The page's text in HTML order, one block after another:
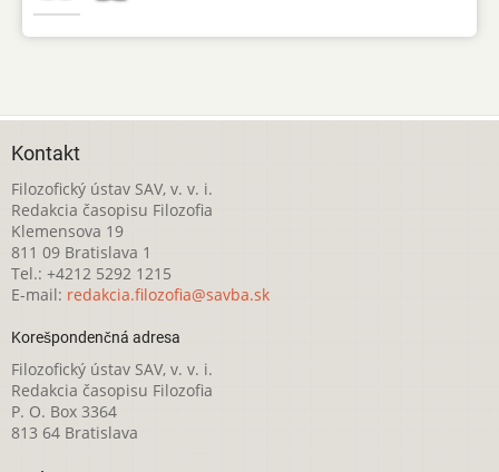
Kontakt
Filozofický ústav SAV, v. v. i.
Redakcia časopisu Filozofia
Klemensova 19
811 09 Bratislava 1
Tel.: +4212 5292 1215
E-mail: redakcia.filozofia@savba.sk
Korešpondenčná adresa
Filozofický ústav SAV, v. v. i.
Redakcia časopisu Filozofia
P. O. Box 3364
813 64 Bratislava